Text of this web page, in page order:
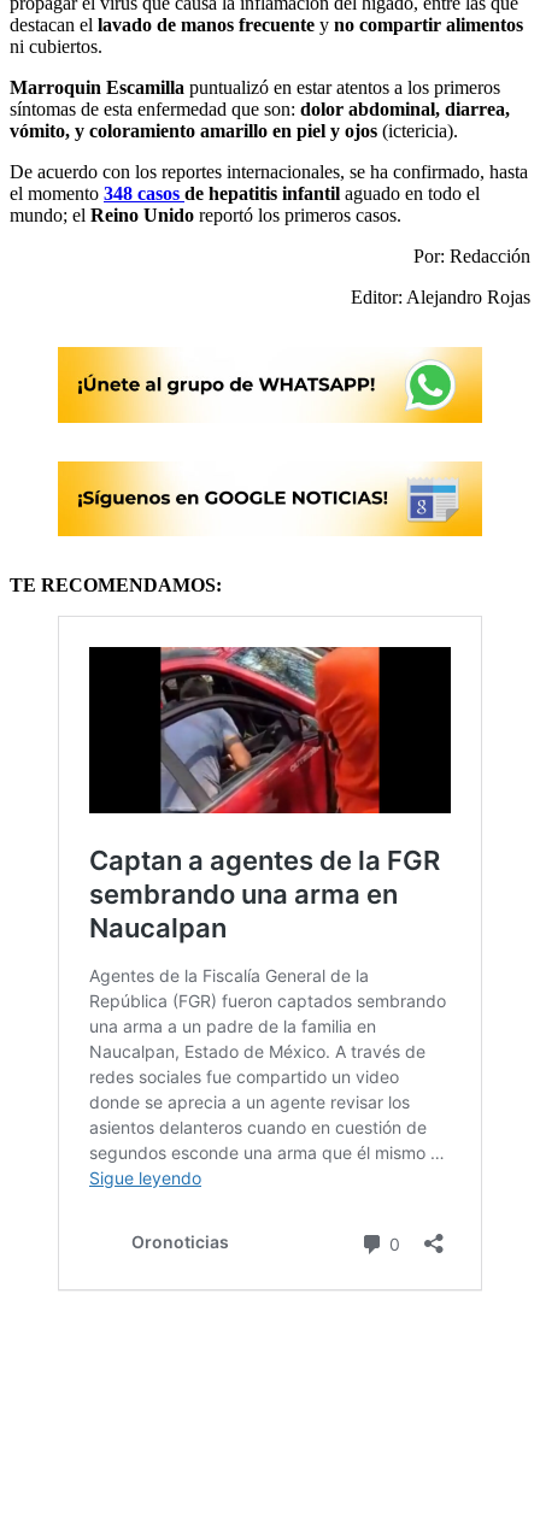
destacan el lavado de manos frecuente y no compartir alimentos
ni cubiertos.
Marroquin Escamilla puntualizó en estar atentos a los primeros
síntomas de esta enfermedad que son: dolor abdominal, diarrea,
vómito, y coloramiento amarillo en piel y ojos (ictericia).
De acuerdo con los reportes internacionales, se ha confirmado, hasta
el momento 348 casos de hepatitis infantil aguado en todo el
mundo; el Reino Unido reportó los primeros casos.
Por: Redacción
Editor: Alejandro Rojas
TE RECOMENDAMOS: